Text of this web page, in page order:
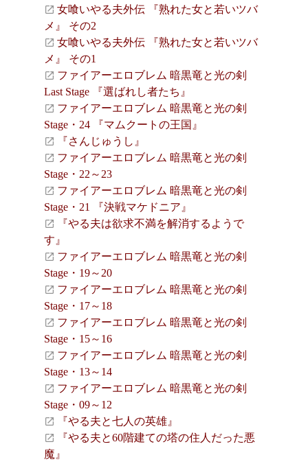
女喰いやる夫外伝 『熟れた女と若いツバ
メ』 その2
女喰いやる夫外伝 『熟れた女と若いツバ
メ』 その1
ファイアーエロブレム 暗黒竜と光の剣
Last Stage 『選ばれし者たち』
ファイアーエロブレム 暗黒竜と光の剣
Stage・24 『マムクートの王国』
『さんじゅうし』
ファイアーエロブレム 暗黒竜と光の剣
Stage・22～23
ファイアーエロブレム 暗黒竜と光の剣
Stage・21 『決戦マケドニア』
『やる夫は欲求不満を解消するようで
す』
ファイアーエロブレム 暗黒竜と光の剣
Stage・19～20
ファイアーエロブレム 暗黒竜と光の剣
Stage・17～18
ファイアーエロブレム 暗黒竜と光の剣
Stage・15～16
ファイアーエロブレム 暗黒竜と光の剣
Stage・13～14
ファイアーエロブレム 暗黒竜と光の剣
Stage・09～12
『やる夫と七人の英雄』
『やる夫と60階建ての塔の住人だった悪
魔』